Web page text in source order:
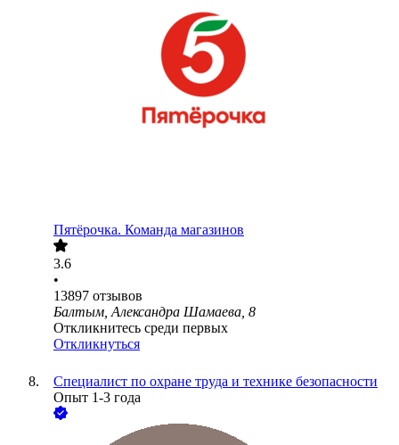
Пятёрочка. Команда магазинов
3.6
•
13897 отзывов
Балтым, Александра Шамаева, 8
Откликнитесь среди первых
Откликнуться
Специалист по охране труда и технике безопасности
Опыт 1-3 года